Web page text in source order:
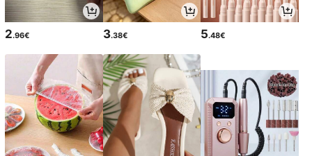
2.96€ 3.38€ 5.48€